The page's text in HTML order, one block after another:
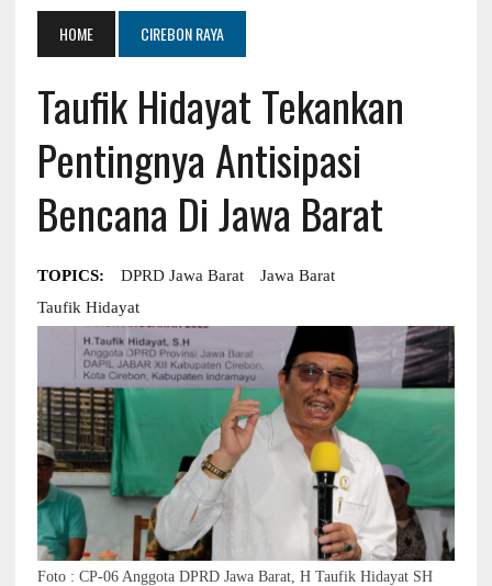
HOME CIREBON RAYA
Taufik Hidayat Tekankan
Pentingnya Antisipasi
Bencana Di Jawa Barat
TOPICS: DPRD Jawa Barat
Jawa Barat
Taufik Hidayat
Foto : CP-06 Anggota DPRD Jawa Barat, H Taufik Hidayat SH